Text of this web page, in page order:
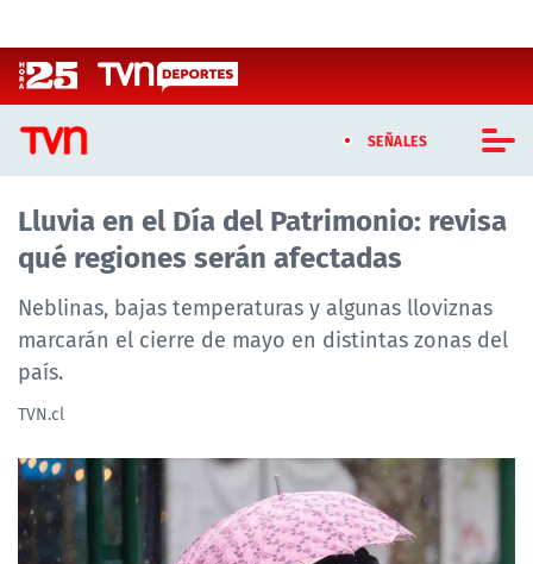
SEÑALES
CASTING MASTERCHEF CHILE
CASTING TVN VERTICAL
TVN VERTICAL
TVN PLAY
TELESERIES
Lluvia en el Día del Patrimonio: revisa
qué regiones serán afectadas
Neblinas, bajas temperaturas y algunas lloviznas
marcarán el cierre de mayo en distintas zonas del
país.
TVN.cl